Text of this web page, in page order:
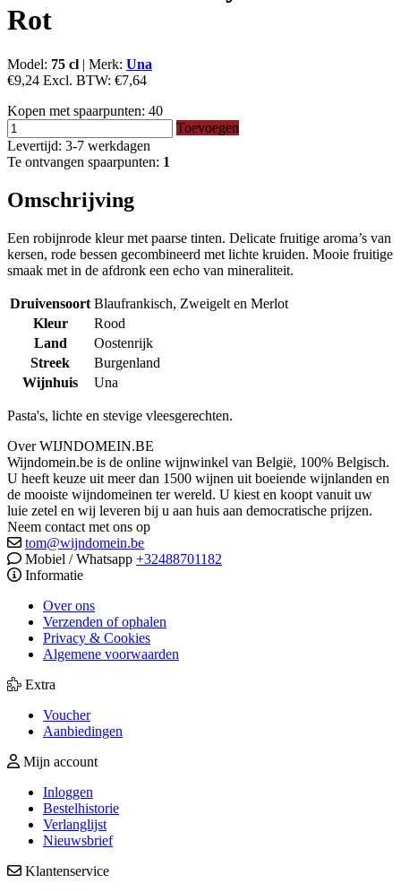
Rot
Model: 75 cl | Merk: Una
€9,24 Excl. BTW: €7,64
Kopen met spaarpunten: 40
Toevoegen
Levertijd: 3-7 werkdagen
Te ontvangen spaarpunten: 1
Omschrijving
Een robijnrode kleur met paarse tinten. Delicate fruitige aroma’s van
kersen, rode bessen gecombineerd met lichte kruiden. Mooie fruitige
smaak met in de afdronk een echo van mineraliteit.
Druivensoort Blaufrankisch, Zweigelt en Merlot
Kleur
Rood
Land
Oostenrijk
Streek
Burgenland
Wijnhuis
Una
Pasta's, lichte en stevige vleesgerechten.
Over WIJNDOMEIN.BE
Wijndomein.be is de online wijnwinkel van België, 100% Belgisch.
U heeft keuze uit meer dan 1500 wijnen uit boeiende wijnlanden en
de mooiste wijndomeinen ter wereld. U kiest en koopt vanuit uw
luie zetel en wij leveren bij u aan huis aan democratische prijzen.
Neem contact met ons op
tom@wijndomein.be
Mobiel / Whatsapp +32488701182
Informatie
Over ons
Verzenden of ophalen
Privacy & Cookies
Algemene voorwaarden
Extra
Voucher
Aanbiedingen
Mijn account
Inloggen
Bestelhistorie
Verlanglijst
Nieuwsbrief
Klantenservice